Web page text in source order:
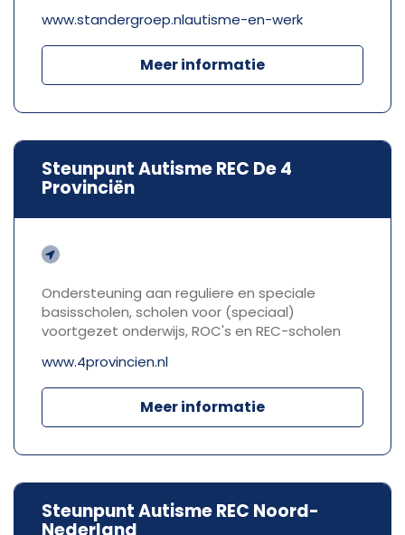
www.standergroep.nlautisme-en-werk
Meer informatie
Steunpunt Autisme REC De 4
Provinciën
Ondersteuning aan reguliere en speciale
basisscholen, scholen voor (speciaal)
voortgezet onderwijs, ROC's en REC-scholen
www.4provincien.nl
Meer informatie
Steunpunt Autisme REC Noord-
Nederland